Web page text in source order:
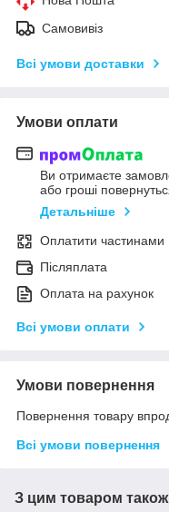
Самовивіз
Всі умови доставки
Умови оплати
Ви отримаєте
або гроші
Детальніше
Оплатити частинами
Післяплата
Оплата на рахунок
Всі умови оплати
Умови повернення
Повернення товару
Всі умови повернення
З цим товаром